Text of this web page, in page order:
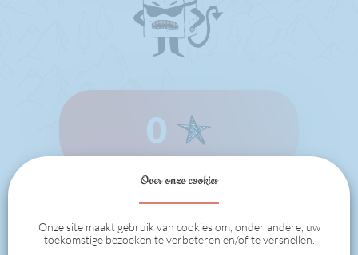
0
1
Over onze cookies
Onze site maakt gebruik van cookies om, onder andere, uw
toekomstige bezoeken te verbeteren en/of te versnellen.